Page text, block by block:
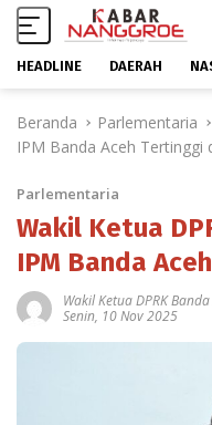
HEADLINE DAERAH
Beranda Parlementaria
IPM Banda Aceh Tertinggi
Parlementaria
Wakil Ketua
IPM Banda
Wakil Ketua DPRK Banda
Senin, 10 Nov 2025